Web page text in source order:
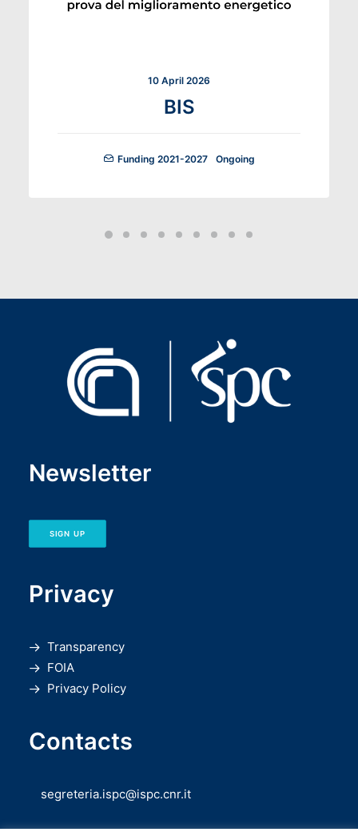
10 April 2026
BIS
Funding 2021-2027 Ongoing
Newsletter
SIGN UP
Privacy
Transparency
FOIA
Privacy Policy
Contacts
segreteria.ispc@ispc.cnr.it